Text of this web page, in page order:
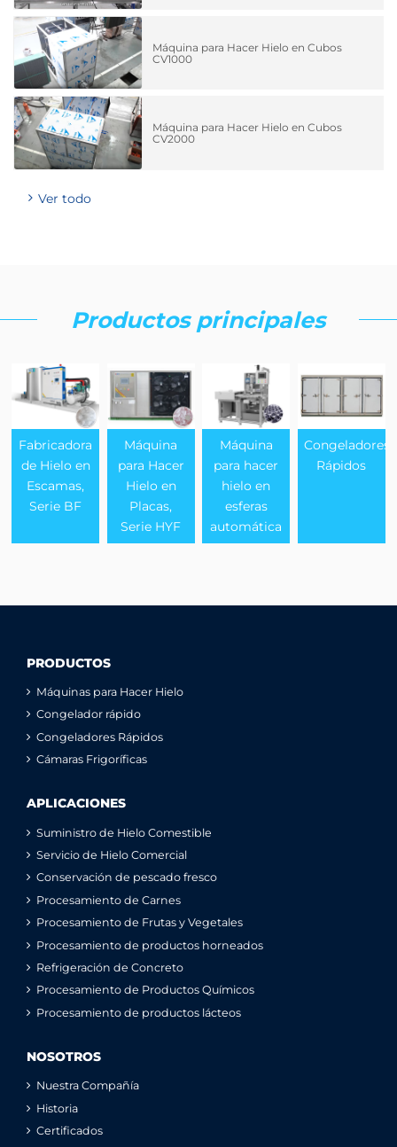
Máquina para Hacer Hielo en Cubos
CV1000
Máquina para Hacer Hielo en Cubos
CV2000
Ver todo
Productos principales
Fabricadora
de Hielo en
Escamas,
Serie BF
Máquina
para Hacer
Hielo en
Placas,
Serie HYF
Máquina
para hacer
hielo en
esferas
automática
Congeladores
Rápidos
PRODUCTOS
Máquinas para Hacer Hielo
Congelador rápido
Congeladores Rápidos
Cámaras Frigoríficas
APLICACIONES
Suministro de Hielo Comestible
Servicio de Hielo Comercial
Conservación de pescado fresco
Procesamiento de Carnes
Procesamiento de Frutas y Vegetales
Procesamiento de productos horneados
Refrigeración de Concreto
Procesamiento de Productos Químicos
Procesamiento de productos lácteos
NOSOTROS
Nuestra Compañía
Historia
Certificados